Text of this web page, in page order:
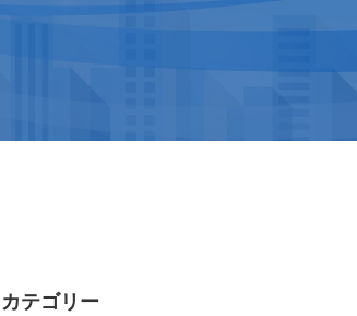
カテゴリー